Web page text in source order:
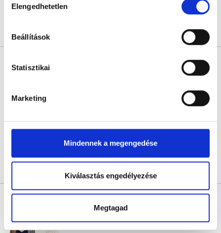
szabályzat:https://foglaljorvost.hu/info/foglaljorvost-
kiválasztása
Elengedhetetlen
Beállítások
Statisztikai
Marketing
Mindennek a megengedése
Kiválasztás engedélyezése
Megtagad
Árlista Profil
Következő időpont:augusztus 25.
Dr. Balázs Boglárka Hajnalka
Onkológus
5.0
233 értékelés